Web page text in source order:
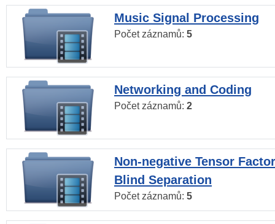
Music Signal Processing
Počet záznamů: 5
Networking and Coding
Počet záznamů: 2
Non-negative Tensor
Blind Separation
Počet záznamů: 5